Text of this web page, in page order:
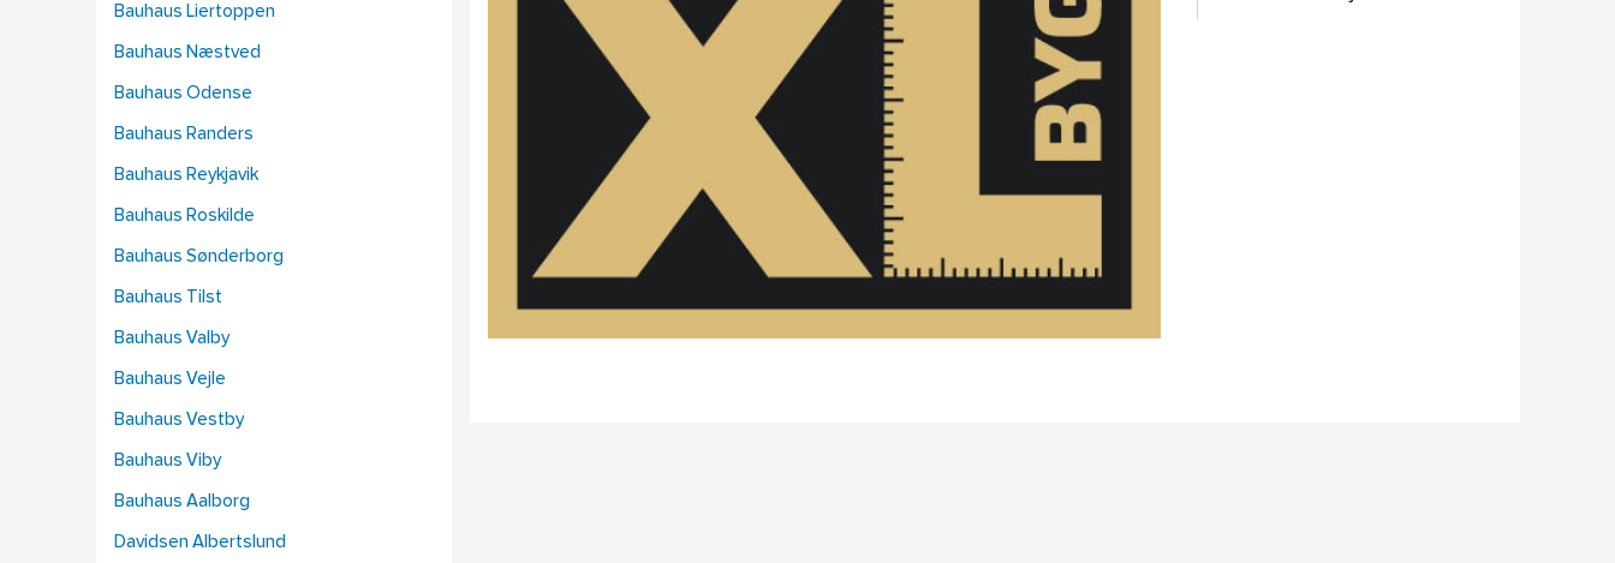
Bauhaus Liertoppen
Bauhaus Næstved
Bauhaus Odense
Bauhaus Randers
Bauhaus Reykjavik
Bauhaus Roskilde
Bauhaus Sønderborg
Bauhaus Tilst
Bauhaus Valby
Bauhaus Vejle
Bauhaus Vestby
Bauhaus Viby
Bauhaus Aalborg
Davidsen Albertslund